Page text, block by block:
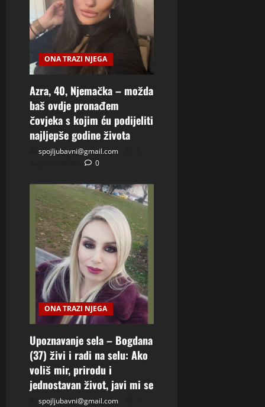
ONA TRAZI NJEGA
Azra, 40, Njemačka – možda
baš ovdje pronađem
čovjeka s kojim ću podijeliti
najljepše godine života
spojljubavni@gmail.com
0
ONA TRAZI NJEGA
Upoznavanje sela – Bogdana
(37) živi i radi na selu: Ako
voliš mir, prirodu i
jednostavan život, javi mi se
spojljubavni@gmail.com